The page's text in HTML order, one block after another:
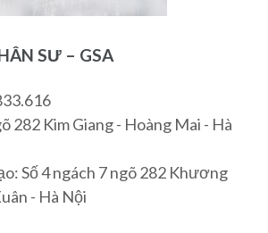
SƯ – GSA
282 Kim Giang - Hoàng Mai - Hà
Số 4 ngách 7 ngõ 282 Khương
- Hà Nội